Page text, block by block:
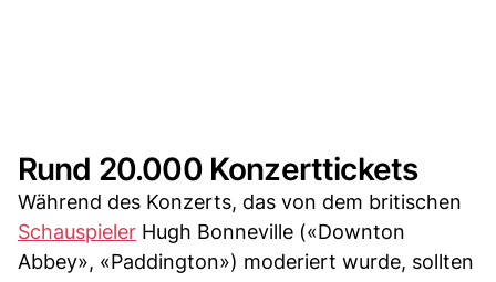
Rund 20.000 Konzerttickets
Während des Konzerts, das von dem britischen
Schauspieler Hugh Bonneville («Downton
Abbey», «Paddington») moderiert wurde, sollten